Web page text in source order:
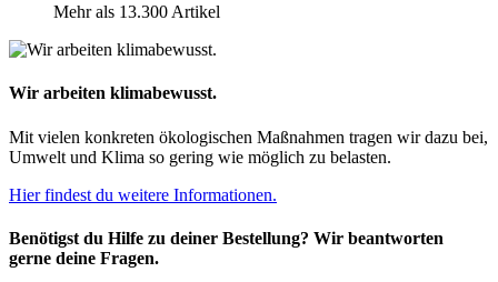
Mehr als 13.300 Artikel
Wir arbeiten klimabewusst.
Mit vielen konkreten ökologischen Maßnahmen tragen wir dazu bei,
Umwelt und Klima so gering wie möglich zu belasten.
Hier findest du weitere Informationen.
Benötigst du Hilfe zu deiner Bestellung? Wir beantworten
gerne deine Fragen.